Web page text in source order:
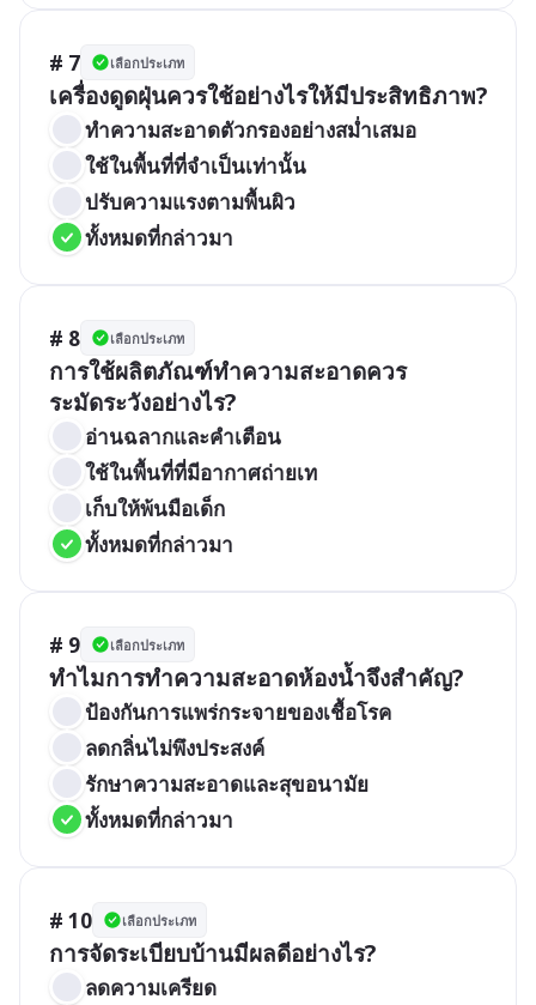
# 7 เลือกประเภท
เครื่องดูดฝุ่นควรใช้อย่างไรให้มีประสิทธิภาพ?
ทำความสะอาดตัวกรองอย่างสม่ำเสมอ
ใช้ในพื้นที่ที่จำเป็นเท่านั้น
ปรับความแรงตามพื้นผิว
ทั้งหมดที่กล่าวมา
# 8 เลือกประเภท
การใช้ผลิตภัณฑ์ทำความสะอาดควร
ระมัดระวังอย่างไร?
อ่านฉลากและคำเตือน
ใช้ในพื้นที่ที่มีอากาศถ่ายเท
เก็บให้พ้นมือเด็ก
ทั้งหมดที่กล่าวมา
# 9 เลือกประเภท
ทำไมการทำความสะอาดห้องน้ำจึงสำคัญ?
ป้องกันการแพร่กระจายของเชื้อโรค
ลดกลิ่นไม่พึงประสงค์
รักษาความสะอาดและสุขอนามัย
ทั้งหมดที่กล่าวมา
# 10 เลือกประเภท
การจัดระเบียบบ้านมีผลดีอย่างไร?
ลดความเครียด